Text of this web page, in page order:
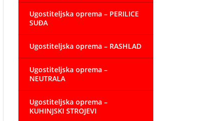
Ugostiteljska oprema – PERILICE
SUĐA
Ugostiteljska oprema – RASHLAD
Ugostiteljska oprema –
NEUTRALA
Ugostiteljska oprema –
KUHINJSKI STROJEVI